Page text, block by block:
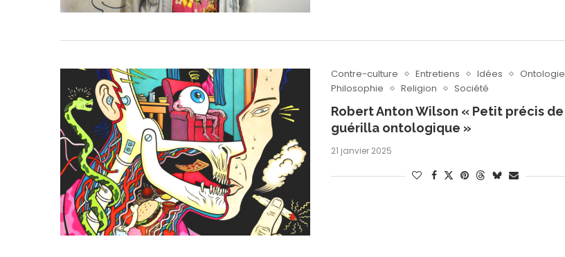
Contre-culture Entretiens Idées
Ontologie
Philosophie
Religion Société
Robert Anton Wilson « Petit précis de
guérilla ontologique »
21 janvier 2025